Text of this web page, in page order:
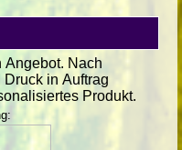
Angebot. Nach
in Auftrag
Produkt.